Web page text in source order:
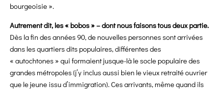
bourgeoisie ».
Autrement dit, les « bobos » – dont nous faisons tous deux partie.
Dès la fin des années 90, de nouvelles personnes sont arrivées
dans les quartiers dits populaires, différentes des
« autochtones » qui formaient jusque-là le socle populaire des
grandes métropoles (j’y inclus aussi bien le vieux retraité ouvrier
que le jeune issu d’immigration). Ces arrivants, même quand ils